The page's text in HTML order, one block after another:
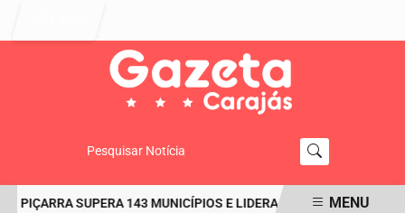
Pesquisar Notícia
SUPERA 143 MUNICÍPIOS E LIDERA O RANKING DO IDEB
MENU